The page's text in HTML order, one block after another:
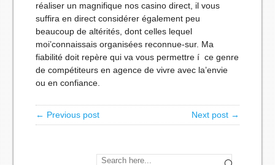
réaliser un magnifique nos casino direct, il vous
suffira en direct considérer également peu
beaucoup de altérités, dont celles lequel
moi’connaissais organisées reconnue-sur. Ma
fiabilité doit repère qui va vous permettre í ce genre
de compétiteurs en agence de vivre avec la’envie
ou en confiance.
← Previous post Next post →